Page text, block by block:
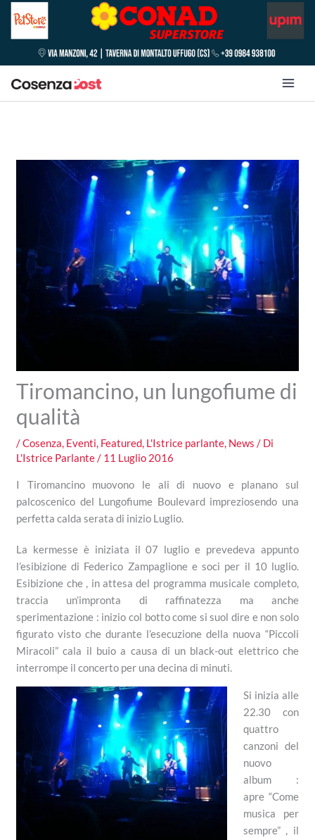
Tiromancino, un lungofiume di
qualità
/Cosenza, Eventi, Featured, L'Istrice parlante, News / Di
L'Istrice Parlante/ 11 Luglio 2016
I Tiromancino muovono le ali di nuovo e planano sul
palcoscenico del Lungofiume Boulevard impreziosendo una
perfetta calda serata di inizio Luglio.
La kermesse è iniziata il 07 luglio e prevedeva appunto
l’esibizione di Federico Zampaglione e soci per il 10 luglio.
Esibizione che , in attesa del programma musicale completo,
traccia un’impronta di raffinatezza ma anche
sperimentazione : inizio col botto come si suol dire e non solo
figurato visto che durante l’esecuzione della nuova “Piccoli
Miracoli” cala il buio a causa di un black-out elettrico che
interrompe il concerto per una decina di minuti.
Si inizia alle
22.30 con
quattro
canzoni del
nuovo
album :
apre “Come
musica per
sempre” , il